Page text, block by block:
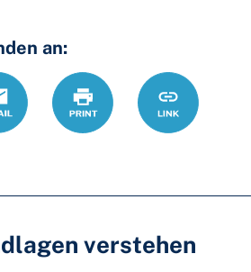
an:
Print
https://
Startseite
Link
verstehen